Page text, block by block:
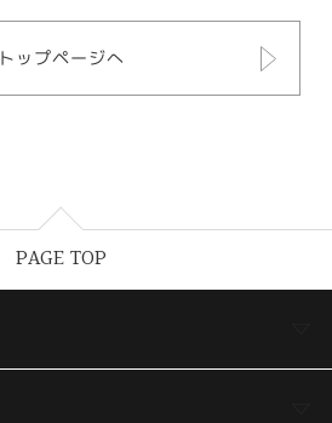
トップページへ
PAGE TOP